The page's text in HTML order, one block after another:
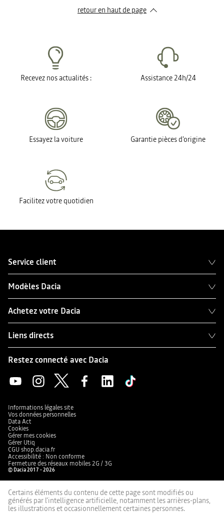
retour en haut de page​
Recevez nos actualités : Assistance 24h/24
Essayez la voiture Garantie pièces d'origine
Facilitez votre quotidien
Service client
Modèles Dacia
Achetez votre Dacia
Liens directs
Restez connecté avec Dacia
Informations légales site
Vos données personnelles
Data Act
Cookies
Gérer mes cookies
Gérer Utiq
CGU shop.dacia.fr
Accessibilité : Non conforme
Fermeture des réseaux mobiles 2G / 3G
© Dacia 2017 - 2026
Certains éléments du contenu de cette page sont modifiés ou
générés par l'intelligence artificielle, notamment les arrières-plans,
les illustrations et occasionnellement certaines personnes.